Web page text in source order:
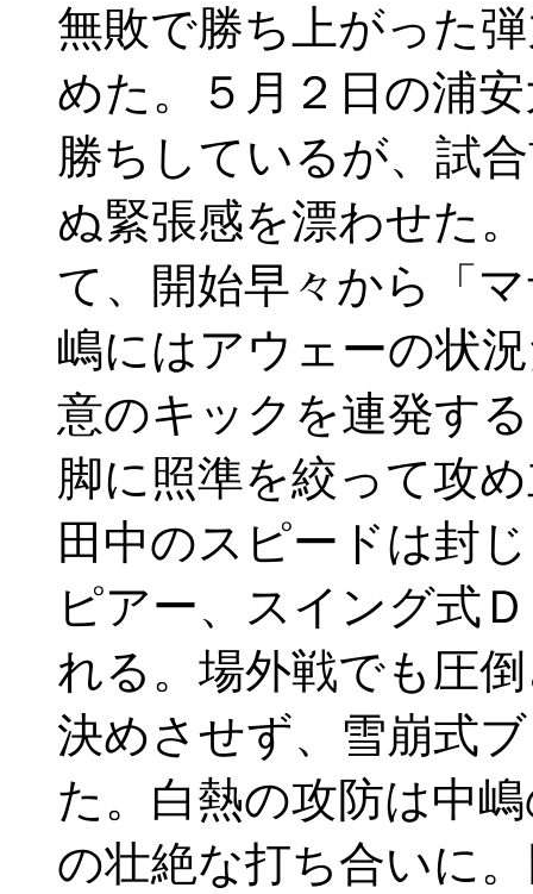
無敗で勝ち上がった
めた。５月２日の浦
勝ちしているが、試
ぬ緊張感を漂わせた
て、開始早々から「
嶋にはアウェーの状
意のキックを連発す
脚に照準を絞って攻
田中のスピードは封
ピアー、スイング式
れる。場外戦でも圧
決めさせず、雪崩式
た。白熱の攻防は中
の壮絶な打ち合いに